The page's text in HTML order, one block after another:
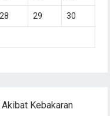
28 29 30
Kebakaran